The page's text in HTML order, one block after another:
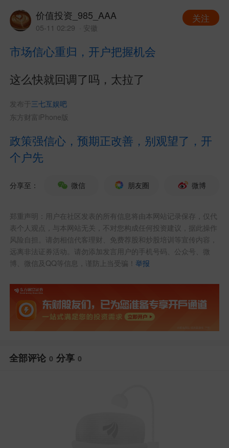
价值投资_985_AAA
05-11 02:29 · 安徽
关注
市场信心重归，开户把握机会
这么快就回调了吗，太拉了
发布于 三七互娱吧
东方财富iPhone版
政策强信心，预期正改善，别观望了，开
个户先
分享至： 微信 朋友圈 微博
郑重声明：用户在社区发表的所有信息将由本网站记录保存，仅代
表个人观点，与本网站无关，不对您构成任何投资建议，据此操作
风险自担。请勿相信代客理财、免费荐股和炒股培训等宣传内容，
远离非法证券活动。请勿添加发言用户的手机号码、公众号、微
博、微信及QQ等信息，谨防上当受骗！举报
全部评论 0 分享 0